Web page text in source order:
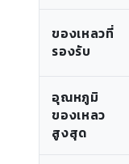
ของเหลวที่
รองรับ
อุณหภูมิ
ของเหลว
สูงสุด